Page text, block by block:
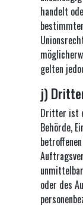
handelt
gelten
j)
Dritter ist
Behörde,
oder des